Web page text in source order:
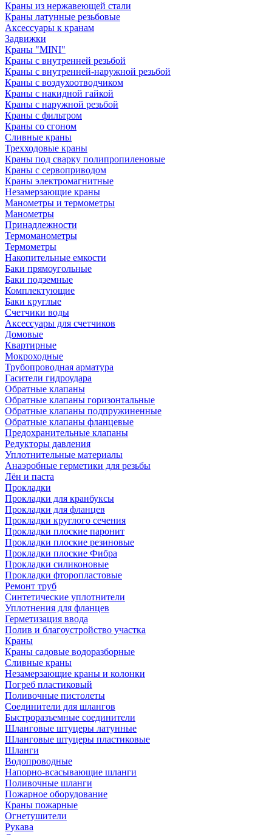
Краны из нержавеющей стали
Краны латунные резьбовые
Аксессуары к кранам
Задвижки
Краны "MINI"
Краны с внутренней резьбой
Краны с внутренней-наружной резьбой
Краны с воздухоотводчиком
Краны с накидной гайкой
Краны с наружной резьбой
Краны с фильтром
Краны со сгоном
Сливные краны
Трехходовые краны
Краны под сварку полипропиленовые
Краны с сервоприводом
Краны электромагнитные
Незамерзающие краны
Манометры и термометры
Манометры
Принадлежности
Термоманометры
Термометры
Накопительные емкости
Баки прямоугольные
Баки подземные
Комплектующие
Баки круглые
Счетчики воды
Аксессуары для счетчиков
Домовые
Квартирные
Мокроходные
Трубопроводная арматура
Гасители гидроудара
Обратные клапаны
Обратные клапаны горизонтальные
Обратные клапаны подпружиненные
Обратные клапаны фланцевые
Предохранительные клапаны
Редукторы давления
Уплотнительные материалы
Анаэробные герметики для резьбы
Лён и паста
Прокладки
Прокладки для кранбуксы
Прокладки для фланцев
Прокладки круглого сечения
Прокладки плоские паронит
Прокладки плоские резиновые
Прокладки плоские Фибра
Прокладки силиконовые
Прокладки фторопластовые
Ремонт труб
Синтетические уплотнители
Уплотнения для фланцев
Герметизация ввода
Полив и благоустройство участка
Краны
Краны садовые водоразборные
Сливные краны
Незамерзающие краны и колонки
Погреб пластиковый
Поливочные пистолеты
Соединители для шлангов
Быстроразъемные соединители
Шланговые штуцеры латунные
Шланговые штуцеры пластиковые
Шланги
Водопроводные
Напорно-всасывающие шланги
Поливочные шланги
Пожарное оборудование
Краны пожарные
Огнетушители
Рукава